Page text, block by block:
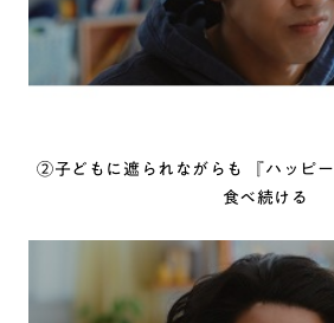
②子どもに遮られながらも 『ハッピ
食べ続ける